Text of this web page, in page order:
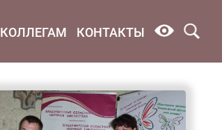
КОЛЛЕГАМ КОНТАКТЫ